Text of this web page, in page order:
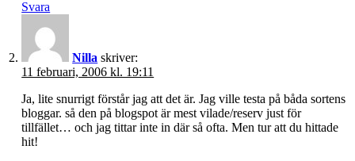
Svara
Nilla skriver:
11 februari, 2006 kl. 19:11
Ja, lite snurrigt förstår jag att det är. Jag ville testa på båda sortens
bloggar. så den på blogspot är mest vilade/reserv just för
tillfället… och jag tittar inte in där så ofta. Men tur att du hittade
hit!